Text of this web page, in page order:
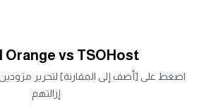
Orange vs TSOHost
اضغط على [أضف إلى المقارنة] لتحرير
إزالتهم